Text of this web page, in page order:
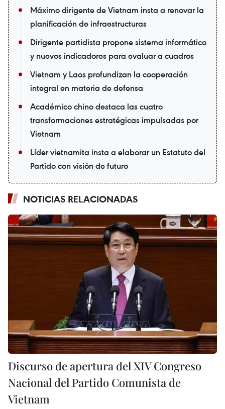
Máximo dirigente de Vietnam insta a renovar la
planificación de infraestructuras
Dirigente partidista propone sistema informático
y nuevos indicadores para evaluar a cuadros
Vietnam y Laos profundizan la cooperación
integral en materia de defensa
Académico chino destaca las cuatro
transformaciones estratégicas impulsadas por
Vietnam
Líder vietnamita insta a elaborar un Estatuto del
Partido con visión de futuro
NOTICIAS RELACIONADAS
Discurso de apertura del XIV Congreso
Nacional del Partido Comunista de
Vietnam